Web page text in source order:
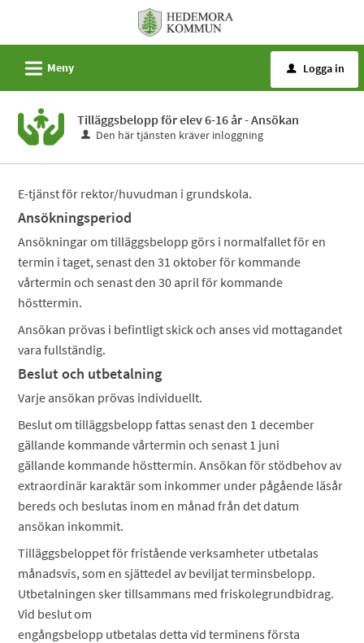
tjänster
Hedemora
kommun
L Meny u Logga in
Tilläggsbelopp för elev 6-16 år - Ansökan
Den här tjänsten kräver inloggning
E-tjänst för rektor/huvudman i grundskola.
Ansökningsperiod
Ansökningar om tilläggsbelopp görs i normalfallet för en
termin i taget, senast den 31 oktober för kommande
vårtermin och senast den 30 april för kommande
hösttermin.
Ansökan prövas i befintligt skick och anses vid mottagandet
vara fullständig.
Beslut och utbetalning
Varje ansökan prövas individuellt.
Beslut om tilläggsbelopp fattas senast den 1 december
gällande kommande vårtermin och senast 1 juni
gällande kommande hösttermin. Ansökan för stödbehov av
extraordinär karaktär som inkommer under pågående läsår
bereds och beslutas inom en månad från det datum
ansökan inkommit.
Tilläggsbeloppet för fristående verksamheter utbetalas
månadsvis, som en sjättedel av beviljat terminsbelopp.
Utbetalningen sker tillsammans med friskolegrundbidrag.
Vid beslut om
engångsbelopp utbetalas detta vid terminens första